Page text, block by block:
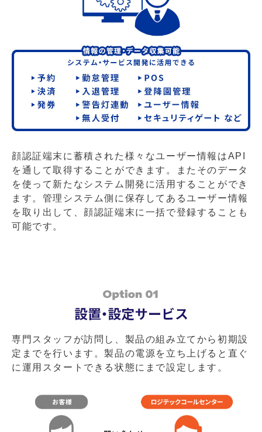
顔認証端末に蓄積された様々なユーザー情報はAPI
を通して取得することができます。またそのデータ
を使って新たなシステム開発に活用することができ
ます。管理システム側に保存してあるユーザー情報
を取り出して、顔認証端末に一括で登録することも
可能です。
専門スタッフが訪問し、製品の組み立てから初期設
定までを行います。製品の電源を立ち上げると直ぐ
に運用スタートできる状態にまで設定します。